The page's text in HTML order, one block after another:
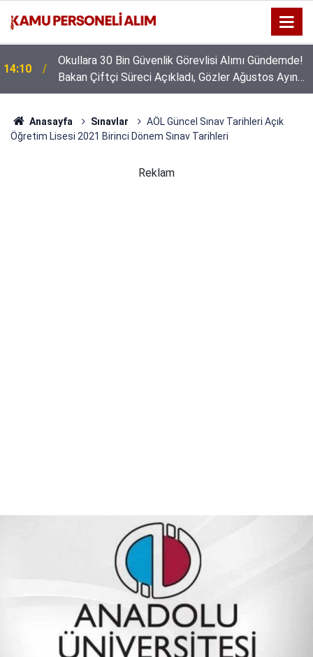
14:10
Okullara 30 Bin Güvenlik Görevlisi Alımı Gündemde!
Bakan Çiftçi Süreci Açıkladı, Gözler Ağustos Ayına
Çevrildi
Anasayfa Sınavlar
AÖL Güncel Sınav Tarihleri Açık
Öğretim Lisesi 2021 Birinci Dönem Sınav Tarihleri
Reklam